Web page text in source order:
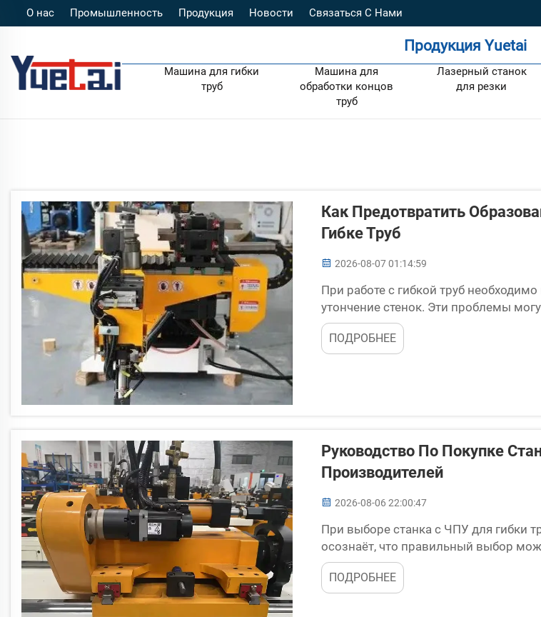
О нас Промышленность Продукция Новости Связаться С Нами
Продукция Yuetai
Машина для гибки
труб
Машина для
обработки концов
труб
Лазерный станок
для резки
Как Предотвратить
Гибке Труб
2026-08-07 01:14:59
При работе с гибкой труб
утончение стенок. Эти проблемы
осторожности. Морщины — это
ПОДРОБНЕЕ
Руководство По Покупке
Производителей
2026-08-06 22:00:47
При выборе станка с ЧПУ для гибки
осознаёт, что правильный выбор
используются для гибки труб в
ПОДРОБНЕЕ